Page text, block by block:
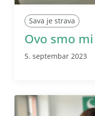
Sava je strava
Ovo smo mi
5. septembar 2023